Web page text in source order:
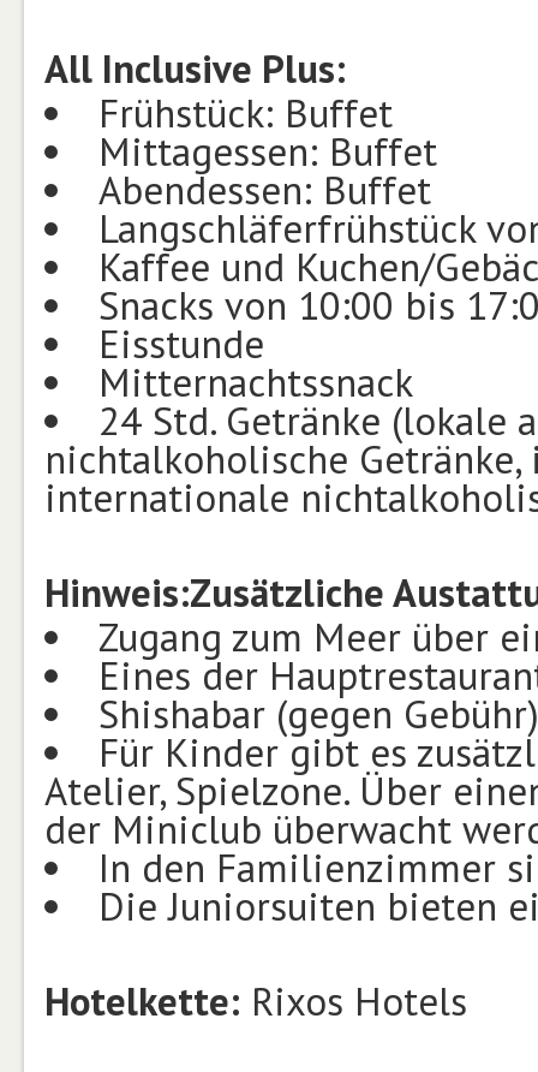
All Inclusive Plus:
Frühstück: Buffet
Mittagessen: Buffet
Abendessen: Buffet
Langschläferfrühstück
Kaffee und Kuchen/
Snacks von 10:00 bis
Eisstunde
Mitternachtssnack
24 Std. Getränke (lokale
nichtalkoholische
internationale
Hinweis:Zusätzliche
Zugang zum Meer über
Eines der
Shishabar (gegen
Für Kinder gibt es
Atelier, Spielzone. Über
der Miniclub überwacht
In den Familienzimmer
Die Juniorsuiten bieten
Hotelkette: Rixos Hotels